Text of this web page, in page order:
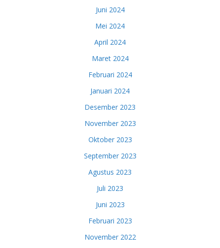
Juni 2024
Mei 2024
April 2024
Maret 2024
Februari 2024
Januari 2024
Desember 2023
November 2023
Oktober 2023
September 2023
Agustus 2023
Juli 2023
Juni 2023
Februari 2023
November 2022